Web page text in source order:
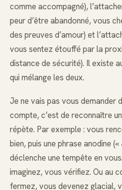
comme accompagné),
peur d’être abandonné, vous
des preuves d’amour) et
vous sentez étouffé par la
distance de sécurité). Il existe
qui mélange les deux.
Je ne vais pas vous demander
compte, c’est de reconnaître
répète. Par exemple : vous
bien, puis une phrase anodine
déclenche une tempête en
imaginez, vous vérifiez. Ou au
fermez, vous devenez glacial,